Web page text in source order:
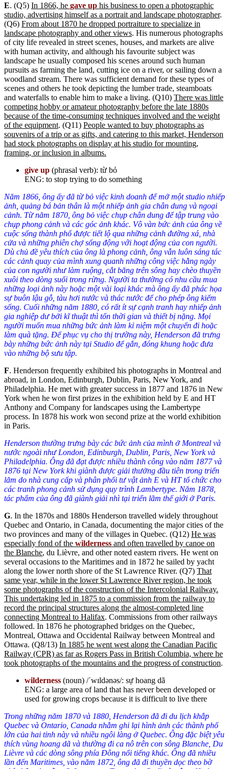
E. (Q5) In 1866, he gave up his business to open a photographic
studio, advertising himself as a portrait and landscape photographer.
(Q6) From about 1870 he dropped portraiture to specialize in
landscape photography and other views. His numerous photographs
of city life revealed in street scenes, houses, and markets are alive
with human activity, and although his favourite subject was
landscape he usually composed his scenes around such human
pursuits as farming the land, cutting ice on a river, or sailing down a
woodland stream. There was sufficient demand for these types of
scenes and others he took depicting the lumber trade, steamboats
and waterfalls to enable him to make a living. (Q10) There was little
competing hobby or amateur photography before the late 1880s
because of the time-consuming techniques involved and the weight
of the equipment. (Q11) People wanted to buy photographs as
souvenirs of a trip or as gifts, and catering to this market, Henderson
had stock photographs on display at his studio for mounting,
framing, or inclusion in albums.
give up (phrasal verb): từ bỏ
ENG: to stop trying to do something
Năm 1866, ông ấy đã từ bỏ việc kinh doanh để mở một studio nhiếp
ảnh, quảng bá bản thân là một nhiếp ảnh gia chân dung và ngoại
cảnh. Từ năm 1870, ông bỏ việc chụp chân dung để tập trung vào
chụp phong cảnh và các góc ảnh khác. Vô vàn bức ảnh của ông về
cuộc sống thành phố được tiết lộ qua những cảnh đường xá, nhà
cửa và những phiên chợ sống động với hoạt động của con người.
Dù chủ đề yêu thích của ông là phong cảnh, ông vẫn luôn sáng tác
các cảnh quay của mình xung quanh những công việc hằng ngày
của con người như làm ruộng, cắt băng trên sông hay chèo thuyền
xuôi theo dòng suối trong rừng. Người ta thường có nhu cầu mua
những loại ảnh này hoặc một vài loại khác mà ông ấy đã phác họa
sự buôn lậu gỗ, tàu hơi nước và thác nước để cho phép ông kiếm
sống. Cuối những năm 1880, có rất ít sự cạnh tranh hay nhiếp ảnh
gia nghiệp dư bởi kĩ thuậtthì tốn thời gian và thiết bị nặng. Mọi
người muốn mua những bức ảnh làm kỉ niệm một chuyến đi hoặc
làm quà tặng. Để phục vụ cho thị trường này, Henderson đã trưng
bày những bức ảnh này tại Studio để gắn, đóng khung hoặc đưa
vào những bộ sưu tập.
F. Henderson frequently exhibited his photographs in Montreal and
abroad, in London, Edinburgh, Dublin, Paris, New York, and
Philadelphia. He met with greater success in 1877 and 1876 in New
York when he won first prizes in the exhibition held by E and HT
Anthony and Company for landscapes using the Lambertype
process. In 1878 his work won second prize at the world exhibition
in Paris.
Henderson thường trưng bày các bức ảnh của mình ở Montreal và
nước ngoài nhưLondon, Edinburgh, Dublin, Paris, New York và
Philadelphia. Ông đã đạt được nhiều thành công vào năm 1877 và
1876 tại New York khi giành được giải thưởng đầu tiên trong triển
lãm do nhà cung cấp và phân phối tư vật ảnh E và HT tổ chức cho
các tranh phong cảnh sử dụng quy trình Lambertype. Năm 1878,
tác phẩm của ông đã giành giải nhì tại triển lãm thế giới ở Paris.
G. In the 1870s and 1880s Henderson travelled widely throughout
Quebec and Ontario, in Canada, documenting the major cities of the
two provinces and many of the villages in Quebec. (Q12) He was
especially fond of the wilderness and often travelled by canoe on
the Blanche, du Lièvre, and other noted eastern rivers. He went on
several occasions to the Maritimes and in 1872 he sailed by yacht
along the lower north shore of the St Lawrence River. (Q7) That
same year, while in the lower St Lawrence River region, he took
some photographs of the construction of the Intercolonial Railway.
This undertaking led in 1875 to a commission from the railway to
record the principal structures along the almost-completed line
connecting Montreal to Halifax. Commissions from other railways
followed. In 1876 he photographed bridges on the Quebec,
Montreal, Ottawa and Occidental Railway between Montreal and
Ottawa. (Q8/13) In 1885 he went west along the Canadian Pacific
Railway (CPR) as far as Rogers Pass in British Columbia, where he
took photographs of the mountains and the progress of construction.
wilderness (noun) /ˈwɪldənəs/: sự hoang dã
ENG: a large area of land that has never been developed or
used for growing crops because it is difficult to live there
Trong những năm 1870 và 1880, Henderson đã đi du lịch khắp
Quebec và Ontario, Canada nhằm ghi lại hình ảnh các thành phố
lớn của hai tỉnh này và nhiều ngôi làng ở Quebec. Ông đặc biệt yêu
thích vùng hoang dã và thường đi ca nô trên con sông Blanche, Du
Lièvre và các dòng sông phía Đông nổi tiếng khác. Ông đã nhiều
lần đến Maritimes vào năm 1872, ông đã đi thuyền dọc theo bờ